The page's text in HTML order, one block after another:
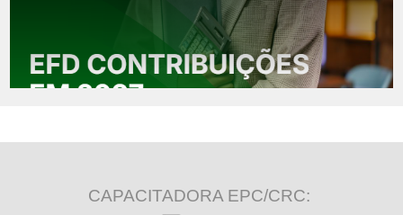
CAPACITADORA EPC/CRC: